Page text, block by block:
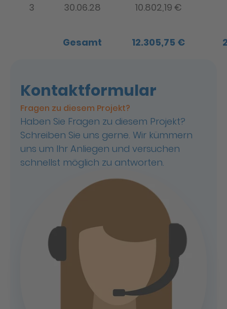
3 30.06.28 10.802,19 €
Gesamt 12.305,75 €
Fragen zu diesem Projekt?
Kontaktformular
Haben Sie Fragen zu diesem Projekt?
Schreiben Sie uns gerne. Wir kümmern
uns um Ihr Anliegen und versuchen
schnellst möglich zu antworten.